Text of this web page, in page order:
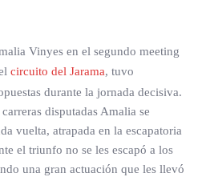
Vinyes en el segundo meeting
circuito del Jarama, tuvo
durante la jornada decisiva.
disputadas Amalia se
vuelta, atrapada en la escapatoria
el triunfo no se les escapó a los
una gran actuación que les llevó